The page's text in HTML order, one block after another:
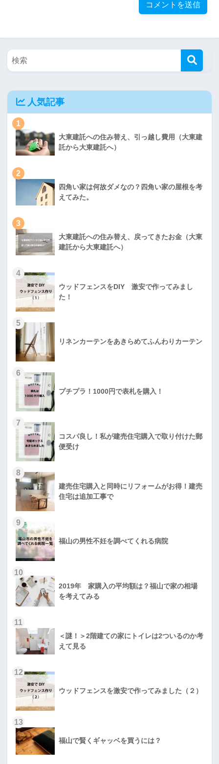
人気記事
1
大東建託への住み替え、引っ越し費用（大東建
託から大東建託へ）
2
四角い家は何故ダメなの？四角い家の屋根を考
えてみた。
3
大東建託への住み替え、戻ってきたお金（大東
建託から大東建託へ）
4
ウッドフェンスをDIY 激安で作ってみまし
た！
5
リネンカーテンをあきらめてふんわりカーテン
6
プチプラ！1000円で表札を購入！
7
コスパ良し！私が建売住宅購入で取り付けた郵
便受け
8
建売住宅購入と同時にリフォームがお得！建売
住宅は追加工事で
9
福山の男性不妊を調べてくれる病院
10
2019年 家購入の平均額は？福山で家の相場
を考えてみる
11
＜謎！＞2階建ての家にトイレは2ついるのか考
えて見る
12
ウッドフェンスを激安で作ってみました（２）
13
福山で賢くギャッベを買うには？